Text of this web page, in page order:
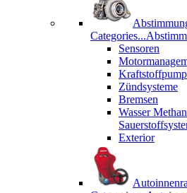
Categories...
Sensoren
Zündsysteme
Bremsen
Wasser
Exterior